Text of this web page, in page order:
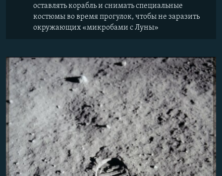
оставлять корабль и снимать специальные
костюмы во время прогулок, чтобы не заразить
окружающих «микробами с Луны»